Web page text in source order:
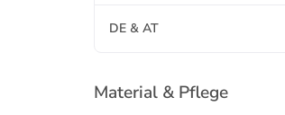
DE & AT
Material & Pflege